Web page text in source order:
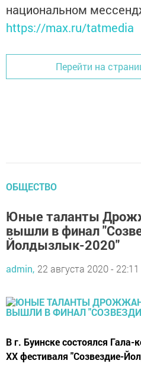
национальном
https://max.ru/tatmedia
Перейти на
ОБЩЕСТВО
Юные таланты
вышли в финал
Йолдызлык-2020"
admin, 22 августа 2020 - 22:11
В г. Буинске состоялся Гала-
XX фестиваля "Созвездие-